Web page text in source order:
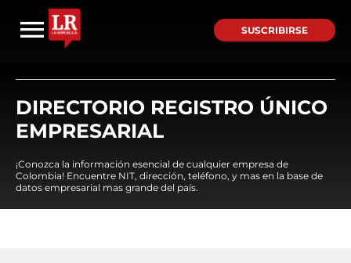
SUSCRIBIRSE
DIRECTORIO REGISTRO ÚNICO
EMPRESARIAL
¡Conozca la información esencial de cualquier empresa de
Colombia! Encuentre NIT, dirección, teléfono, y mas en la base de
datos empresarial mas grande del país.